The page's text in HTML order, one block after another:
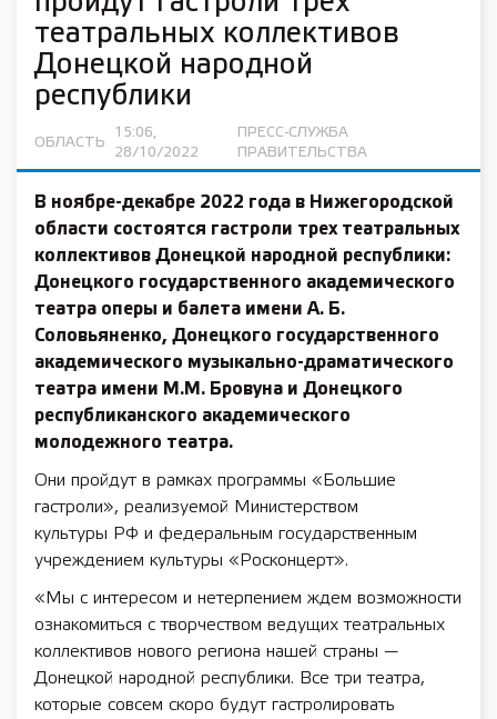
театральных коллективов
Донецкой народной
республики
ОБЛАСТЬ
15:06,
28/10/2022
ПРЕСС-СЛУЖБА
ПРАВИТЕЛЬСТВА
В ноябре-декабре 2022 года в Нижегородской
области состоятся гастроли трех театральных
коллективов Донецкой народной республики:
Донецкого государственного академического
театра оперы и балета имени А. Б.
Соловьяненко, Донецкого государственного
академического музыкально-драматического
театра имени М.М. Бровуна и Донецкого
республиканского академического
молодежного театра.
Они пройдут в рамках программы «Большие
гастроли», реализуемой Министерством
культуры РФ и федеральным государственным
учреждением культуры «Росконцерт».
«Мы с интересом и нетерпением ждем возможности
ознакомиться с творчеством ведущих театральных
коллективов нового региона нашей страны —
Донецкой народной республики. Все три театра,
которые совсем скоро будут гастролировать